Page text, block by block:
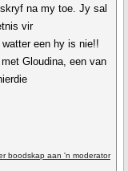
na my toe. Jy sal
vir
een hy is nie!!
Gloudina, een van
boodskap aan 'n moderator